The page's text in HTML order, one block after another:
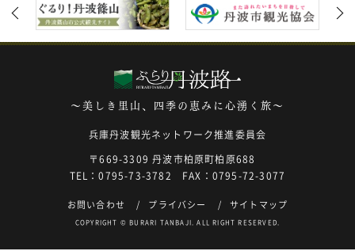
～美しき里山、四季の恵みに心湧く旅～
兵庫丹波観光ネットワーク推進委員会
〒669-3309 丹波市柏原町柏原688
TEL：0795-73-3782 FAX：0795-72-3077
お問い合わせ プライバシー サイトマップ
COPYRIGHT © BURARI TANBAJI. ALL RIGHT RESERVED.